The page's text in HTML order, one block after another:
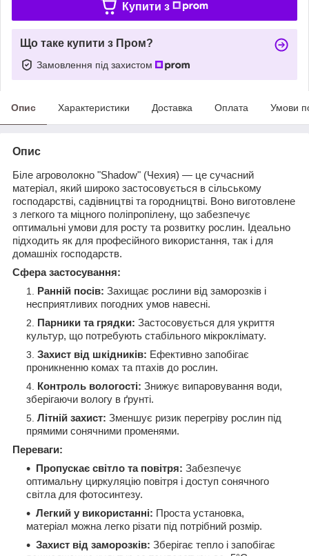
Купити з
Що таке купити з Пром?
Замовлення під захистом
Опис Характеристики Доставка Оплата Умови
Опис
Біле агроволокно "Shadow" (Чехия) — це сучасний
матеріал, який широко застосовується в сільському
господарстві, садівництві та городництві. Воно виготовлене
з легкого та міцного поліпропілену, що забезпечує
оптимальні умови для росту та розвитку рослин. Ідеально
підходить як для професійного використання, так і для
домашніх господарств.
Сфера застосування:
Ранній посів: Захищає рослини від заморозків і
несприятливих погодних умов навесні.
Парники та грядки: Застосовується для укриття
культур, що потребують стабільного мікроклімату.
Захист від шкідників: Ефективно запобігає
проникненню комах та птахів до рослин.
Контроль вологості: Знижує випаровування води,
зберігаючи вологу в ґрунті.
Літній захист: Зменшує ризик перегріву рослин під
прямими сонячними променями.
Переваги:
Пропускає світло та повітря: Забезпечує
оптимальну циркуляцію повітря і доступ сонячного
світла для фотосинтезу.
Легкий у використанні: Проста установка,
матеріал можна легко різати під потрібний розмір.
Захист від заморозків: Зберігає тепло і запобігає